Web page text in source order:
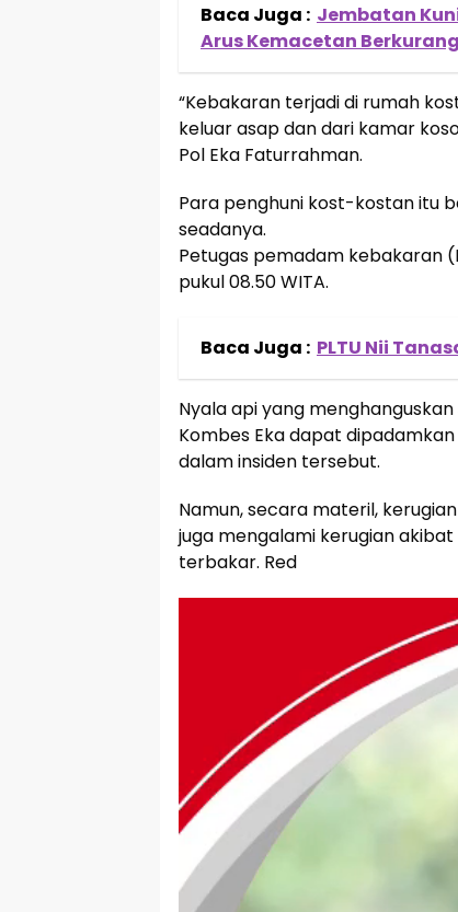
Baca Juga : Jembatan
Arus Kemacetan Berkurang
“Kebakaran terjadi di rumah
keluar asap dan dari kamar
Pol Eka Faturrahman.
Para penghuni kost-kostan itu
seadanya.
Petugas pemadam kebakaran
pukul 08.50 WITA.
Baca Juga : PLTU Nii
Nyala api yang
Kombes Eka dapat
dalam insiden tersebut.
Namun, secara materil,
juga mengalami kerugian
terbakar. Red